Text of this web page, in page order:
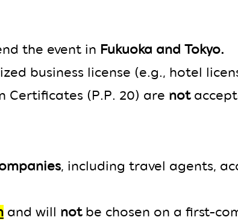
the event in Fukuoka and Tokyo.
business license (e.g., hotel
Certificates (P.P. 20) are not
, including travel agents,
and will notbe chosen on a first-